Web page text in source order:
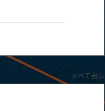
すべて表示